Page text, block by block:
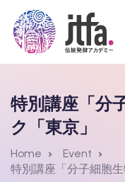
特別講座「分
ク「東京」
Home
Event
特別講座「分子細胞